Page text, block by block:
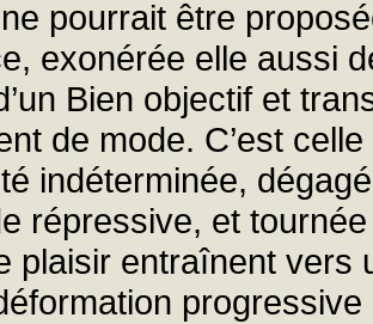
pourrait être
exonérée elle aussi
Bien objectif et
de mode. C’est
indéterminée,
répressive, et
plaisir entraînent vers